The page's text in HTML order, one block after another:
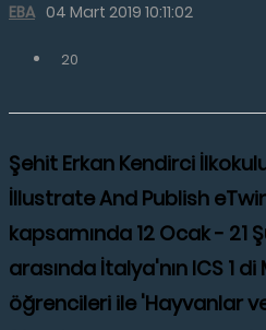
EBA 04 Mart 2019 10:11:02
20
Şehit Erkan Kendirci
İllustrate And Publish
kapsamında 12 Ocak - 21
arasında İtalya'nın ICS 1
öğrencileri ile 'Hayvanlar